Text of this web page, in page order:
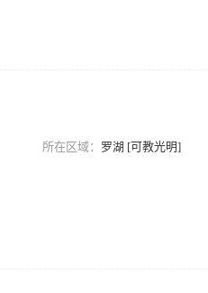
所在区域： 罗湖 [可教光明]